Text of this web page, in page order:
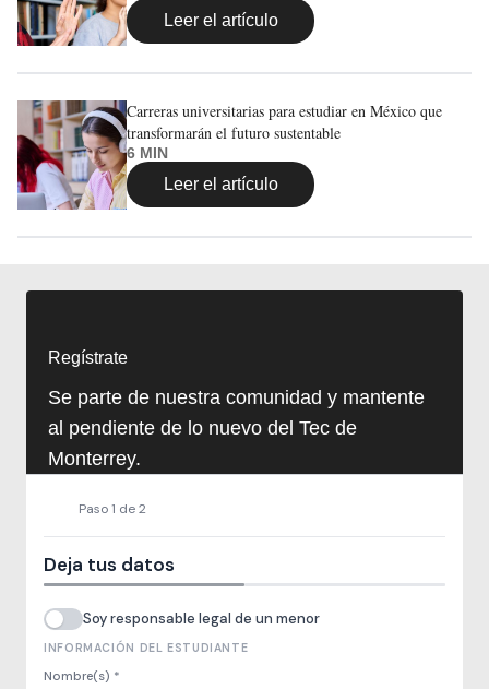
Leer el artículo
Carreras universitarias para estudiar en México que
transformarán el futuro sustentable
6 MIN
Leer el artículo
Regístrate
Se parte de nuestra comunidad y mantente
al pendiente de lo nuevo del Tec de
Monterrey.